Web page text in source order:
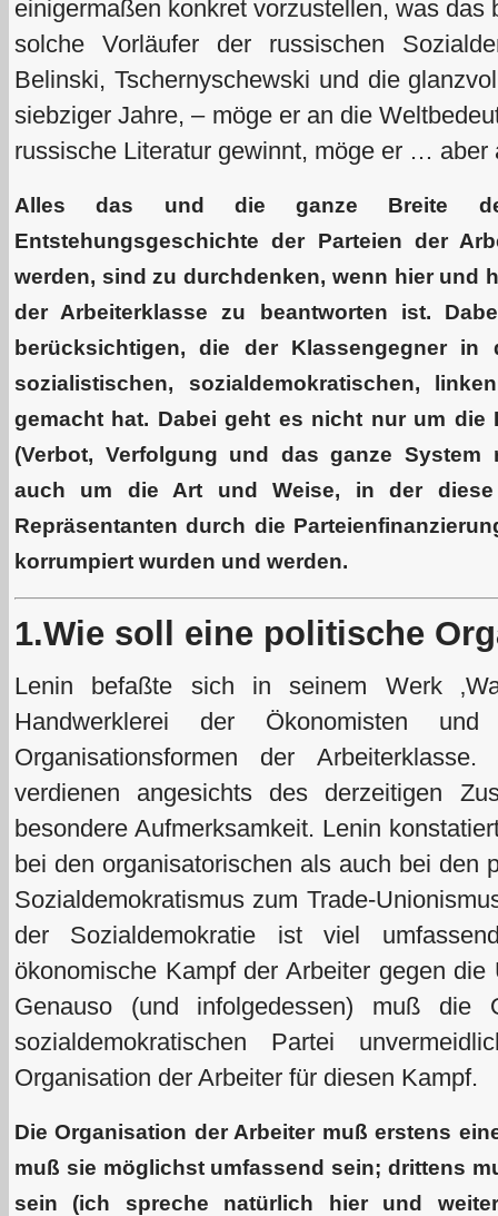
einigermaßen konkret vorzustellen, was
solche Vorläufer der russischen
Belinski, Tschernyschewski und die
siebziger Jahre, – möge er an die
russische Literatur gewinnt, möge er … aber
Alles das und die ganze Breite
Entstehungsgeschichte der Parteien der
werden, sind zu durchdenken, wenn hier und
der Arbeiterklasse zu beantworten ist.
berücksichtigen, die der Klassengegner in
sozialistischen, sozialdemokratischen,
gemacht hat. Dabei geht es nicht nur um die
(Verbot, Verfolgung und das ganze System
auch um die Art und Weise, in der
Repräsentanten durch die
korrumpiert wurden und werden.
1.Wie soll eine politische
Lenin befaßte sich in seinem Werk
Handwerklerei der Ökonomisten
Organisationsformen der
verdienen angesichts des derzeitigen
besondere Aufmerksamkeit. Lenin
bei den organisatorischen als auch bei den
Sozialdemokratismus zum Trade-
der Sozialdemokratie ist viel
ökonomische Kampf der Arbeiter gegen
Genauso (und infolgedessen) muß die
sozialdemokratischen Partei
Organisation der Arbeiter für diesen Kampf.
Die Organisation der Arbeiter muß erstens
muß sie möglichst umfassend sein; drittens
sein (ich spreche natürlich hier und